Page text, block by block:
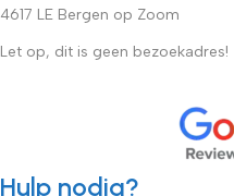
4617 LE Bergen op Zoom
Let op, dit is geen bezoekadres!
Hulp nodig?